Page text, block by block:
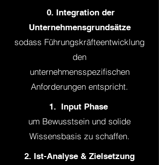
0. Integration der
Unternehmensgrundsätze
sodass Führungskräfteentwicklung
den
unternehmensspezifischen
Anforderungen entspricht.
1. Input Phase
um Bewusstsein und solide
Wissensbasis zu schaffen.
2. Ist-Analyse & Zielsetzung